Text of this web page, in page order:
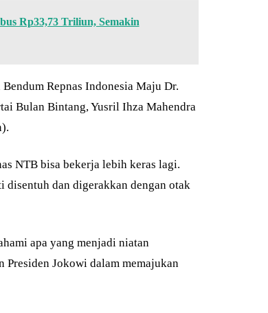
Rp33,73 Triliun, Semakin
Repnas Indonesia Maju Dr.
Bulan Bintang, Yusril Ihza Mahendra
NTB bisa bekerja lebih keras lagi.
disentuh dan digerakkan dengan otak
apa yang menjadi niatan
Presiden Jokowi dalam memajukan